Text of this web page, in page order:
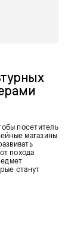
посетитель
магазины
похода
станут